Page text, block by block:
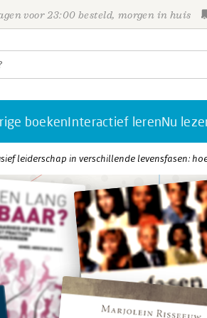
voor 23:00 besteld, morgen in huis
boekenInteractief lerenNu
leiderschap in verschillende levensfasen: